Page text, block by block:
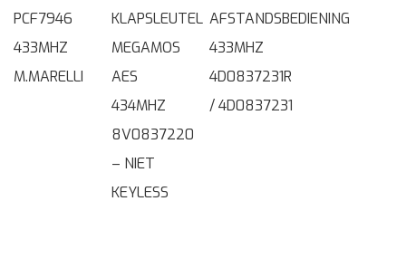
PCF7946
433MHZ
M.MARELLI
KLAPSLEUTEL
MEGAMOS
AES
434MHZ
8V0837220
– NIET
KEYLESS
AFSTANDSBEDIENING
433MHZ
4D0837231R
/ 4D0837231